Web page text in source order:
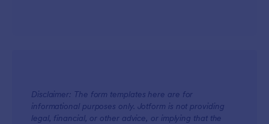
Disclaimer: The form templates here are for
informational purposes only. Jotform is not providing
legal, financial, or other advice, or implying that the